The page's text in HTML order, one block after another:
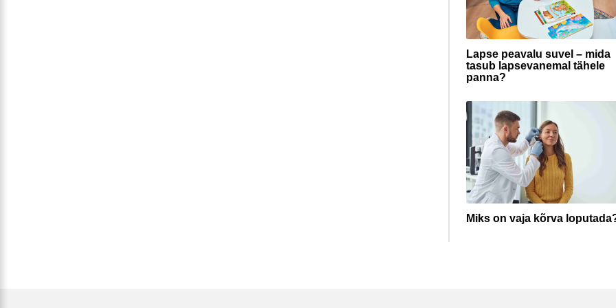
Lapse peavalu suvel – mida
tasub lapsevanemal tähele
panna?
Miks on vaja kõrva